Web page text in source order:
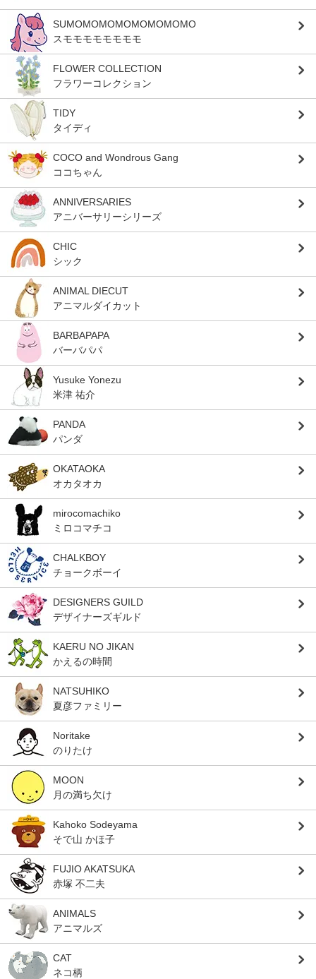
SUMOMOMOMOMOMOMOMO
スモモモモモモモモ
FLOWER COLLECTION
フラワーコレクション
TIDY
タイディ
COCO and Wondrous Gang
ココちゃん
ANNIVERSARIES
アニバーサリーシリーズ
CHIC
シック
ANIMAL DIECUT
アニマルダイカット
BARBAPAPA
バーバパパ
Yusuke Yonezu
米津 祐介
PANDA
パンダ
OKATAOKA
オカタオカ
mirocomachiko
ミロコマチコ
CHALKBOY
チョークボーイ
DESIGNERS GUILD
デザイナーズギルド
KAERU NO JIKAN
かえるの時間
NATSUHIKO
夏彦ファミリー
Noritake
のりたけ
MOON
月の満ち欠け
Kahoko Sodeyama
そで山 かほ子
FUJIO AKATSUKA
赤塚 不二夫
ANIMALS
アニマルズ
CAT
ネコ柄